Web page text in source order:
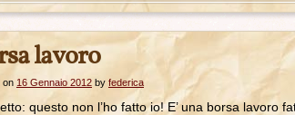
lavoro
on 16 Gennaio 2012 by federica
questo non l’ho fatto io! E’ una borsa lavoro